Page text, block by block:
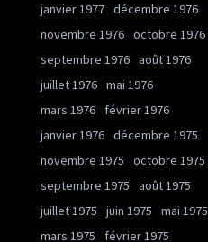
janvier 1977 décembre 1976
novembre 1976 octobre 1976
septembre 1976 août 1976
juillet 1976 mai 1976
mars 1976
février 1976
janvier 1976 décembre 1975
novembre 1975
octobre 1975
septembre 1975
août 1975
juillet 1975
juin 1975
mai 1975
mars 1975
février 1975